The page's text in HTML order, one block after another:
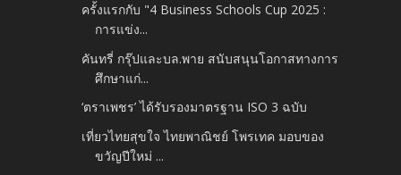
ครั้งแรกกับ "4 Business Schools Cup 2025 :
การแข่ง...
คันทรี่ กรุ๊ปและบล.พาย สนับสนุนโอกาสทางการ
ศึกษาแก่...
‘ตราเพชร’ ได้รับรองมาตรฐาน ISO 3 ฉบับ
เที่ยวไทยสุขใจ ไทยพาณิชย์ โพรเทค มอบของ
ขวัญปีใหม่ ...